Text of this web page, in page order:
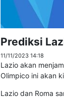
Prediksi
11/11/2023 14:18
Lazio akan
Olimpico ini akan
Lazio dan Roma